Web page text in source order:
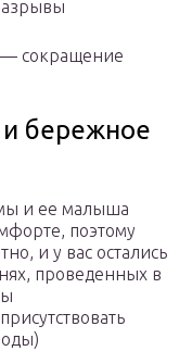
сокращение
бережное
и ее малыша
поэтому
и у вас остались
проведенных в